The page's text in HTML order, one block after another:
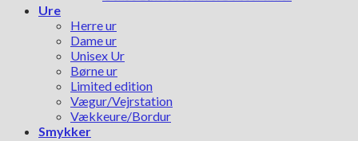
Ure
Herre ur
Dame ur
Unisex Ur
Børne ur
Limited edition
Vægur/Vejrstation
Vækkeure/Bordur
Smykker